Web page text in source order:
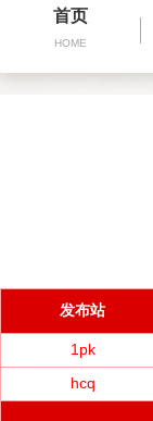
首页
HOME
发布站
1pk
hcq